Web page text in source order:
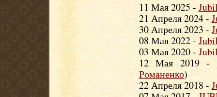
11 Мая 2025 -
21 Апреля 2024 -
30 Апреля 2023 -
08 Мая 2022 -
03 Мая 2020 -
12 Мая 2019 -
Романенко)
22 Апреля 2018 -